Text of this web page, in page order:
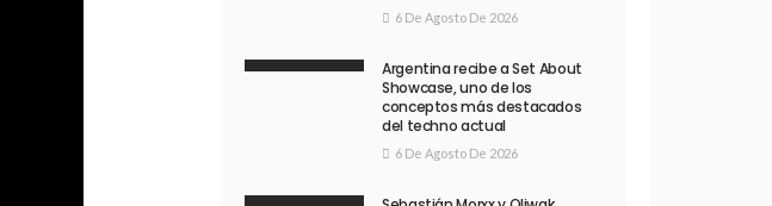
6 De Agosto De 2026
Argentina recibe a Set About
Showcase, uno de los
conceptos más destacados
del techno actual
6 De Agosto De 2026